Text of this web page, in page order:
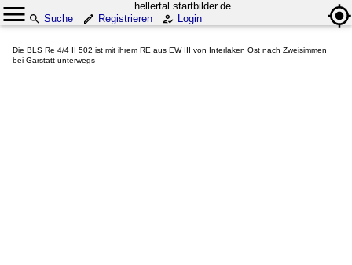
hellertal.startbilder.de
Suche
Registrieren Login
Die BLS Re 4/4 II 502 ist mit ihrem RE aus EW III von Interlaken Ost nach Zweisimmen
bei Garstatt unterwegs